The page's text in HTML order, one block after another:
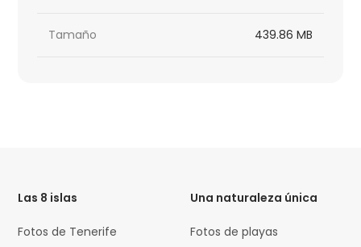
Tamaño 439.86 MB
Las 8 islas
Fotos de Tenerife
Una naturaleza única
Fotos de playas